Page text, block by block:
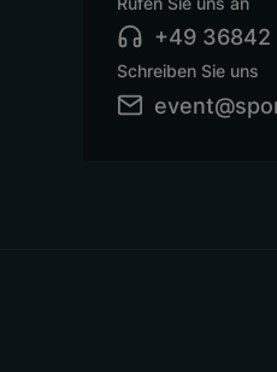
+49
Schreiben Sie uns